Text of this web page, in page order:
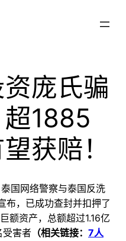
庞氏骗
1885
获赔！
国网络警察与泰国反洗
布，已成功查封并扣押了
额资产，总额超过1.16亿
受害者 （相关链接： 7人